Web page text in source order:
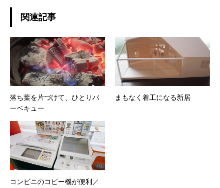
関連記事
落ち葉を片づけて、ひとりバ
ーベキュー
まもなく着工になる新居
コンビニのコピー機が便利／